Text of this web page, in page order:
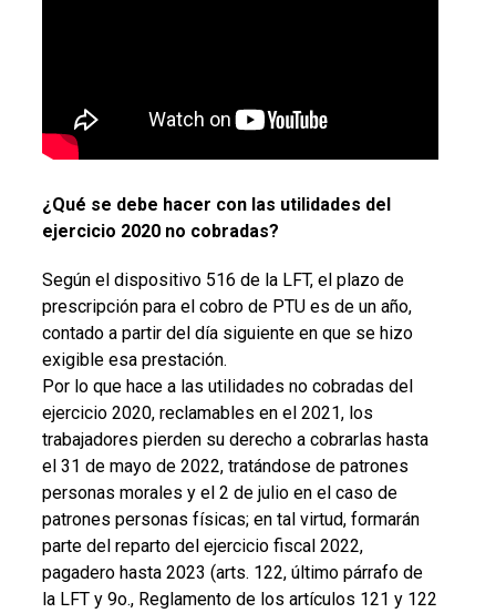
¿Qué se debe hacer con las utilidades del
ejercicio 2020 no cobradas?
Según el dispositivo 516 de la LFT, el plazo de
prescripción para el cobro de PTU es de un año,
contado a partir del día siguiente en que se hizo
exigible esa prestación.
Por lo que hace a las utilidades no cobradas del
ejercicio 2020, reclamables en el 2021, los
trabajadores pierden su derecho a cobrarlas hasta
el 31 de mayo de 2022, tratándose de patrones
personas morales y el 2 de julio en el caso de
patrones personas físicas; en tal virtud, formarán
parte del reparto del ejercicio fiscal 2022,
pagadero hasta 2023 (arts. 122, último párrafo de
la LFT y 9o., Reglamento de los artículos 121 y 122